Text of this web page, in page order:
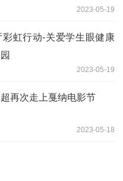
2023-05-19
彩虹行动-关爱学生眼健康
2023-05-19
再次走上戛纳电影节
2023-05-18